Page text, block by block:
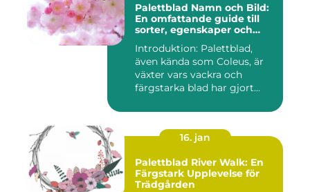
Palettblad Namn och Bild:
En omfattande guide till
sorter, egenskaper och
Introduktion: Palettblad,
även kända som Coleus, är
växter vars vackra och
färgstarka blad har gjort...
16. jan
Palettblad River Walk: En
Färgstark Upplevelse för
Trädgården